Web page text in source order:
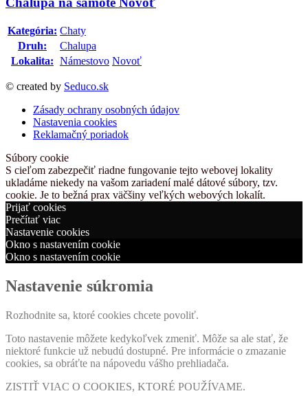
Kategória: Chaty
Druh:
Chalupa
Lokalita: Námestovo Novoť
© created by Seduco.sk
Zásady ochrany osobných údajov
Nastavenia cookies
Reklamačný poriadok
Súbory cookie
S cieľom zabezpečiť riadne fungovanie tejto webovej lokality
ukladáme niekedy na vašom zariadení malé dátové súbory, tzv.
cookie. Je to bežná prax väčšiny veľkých webových lokalít.
Prijať cookies
Prečítať viac
Nastavenie cookies
Okno s nastavením cookie
Okno s nastavením cookie
Nastavenie súkromia
Rozhodnite sa, ktoré cookies chcete povoliť.
Toto nastavenie môžete kedykoľvek zmeniť. Môže sa ale stať, že
niektoré funkcie už nebudú dostupné. Pre informácie o zmazanie
cookies, sa obráťte na nápovedu vášho prehliadača.
ZISTIŤ VIAC O COOKIES, KTORÉ POUŽÍVAME.